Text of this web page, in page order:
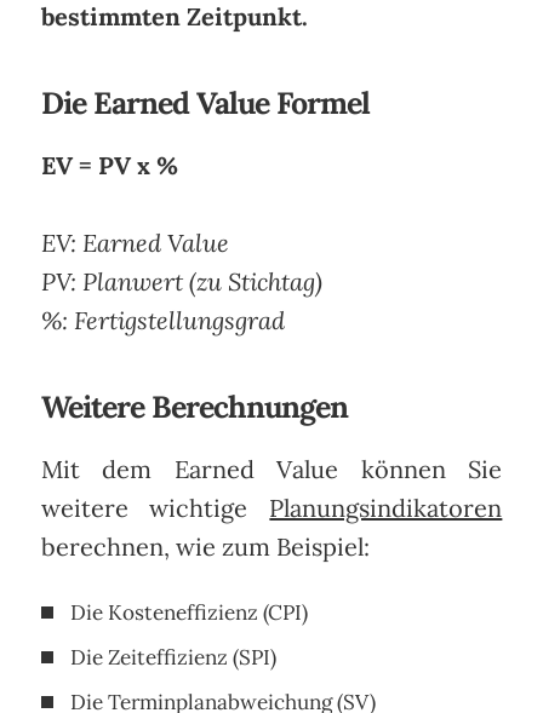
bestimmten Zeitpunkt.
Die Earned Value Formel
EV = PV x %
EV: Earned Value
PV: Planwert (zu Stichtag)
%: Fertigstellungsgrad
Weitere Berechnungen
Mit dem Earned Value können Sie
weitere wichtige Planungsindikatoren
berechnen, wie zum Beispiel:
Die Kosteneffizienz (CPI)
Die Zeiteffizienz (SPI)
Die Terminplanabweichung (SV)